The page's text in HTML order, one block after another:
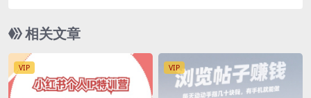
相关文章
VIP VIP